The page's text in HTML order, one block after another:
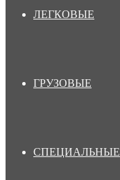
ЛЕГКОВЫЕ
ГРУЗОВЫЕ
СПЕЦИАЛЬНЫЕ